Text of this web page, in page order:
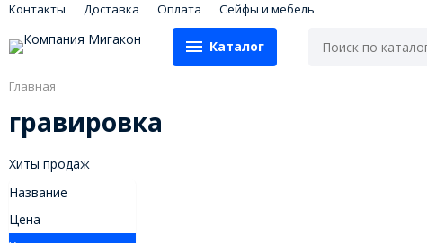
Контакты Доставка Оплата Сейфы и мебель
Каталог
Главная
гравировка
Хиты продаж
Название
Цена